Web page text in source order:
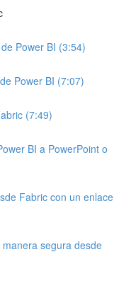
Power BI (3:54)
Power BI (7:07)
(7:49)
BI a PowerPoint o
Fabric con un enlace
segura desde